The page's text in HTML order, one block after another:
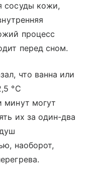
сосуды кожи,
процесс
перед сном.
что ванна или
°C
минут могут
их за один-два
наоборот,